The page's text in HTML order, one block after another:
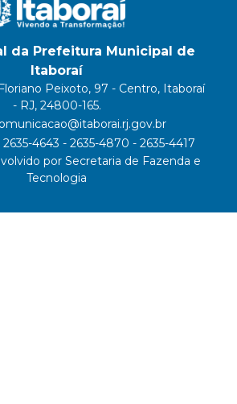
da Prefeitura Municipal de
Itaboraí
Peixoto, 97 - Centro, Itaboraí
- RJ, 24800-165.
2635-4643 - 2635-4870 - 2635-4417
por Secretaria de Fazenda e
Tecnologia